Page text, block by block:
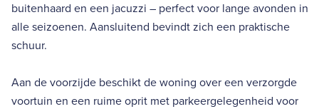
buitenhaard en een jacuzzi – perfect voor lange avonden in
alle seizoenen. Aansluitend bevindt zich een praktische
schuur.
Aan de voorzijde beschikt de woning over een verzorgde
voortuin en een ruime oprit met parkeergelegenheid voor